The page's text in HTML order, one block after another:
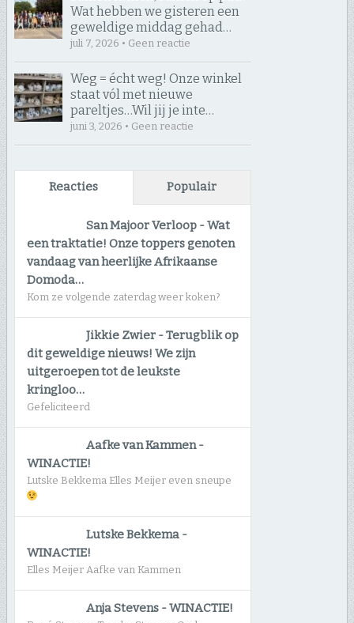
Wat hebben we gisteren een
geweldige middag gehad…
juli 7, 2026 • Geen reactie
Weg = écht weg! Onze winkel
staat vól met nieuwe
pareltjes… ​Wil jij je inte…
juni 3, 2026 • Geen reactie
Reacties Populair
San Majoor Verloop -Wat
een traktatie! Onze toppers genoten
vandaag van heerlijke Afrikaanse
Domoda…
Kom ze volgende zaterdag weer koken?
Jikkie Zwier -Terugblik op
dit geweldige nieuws! We zijn
uitgeroepen tot de leukste
kringloo…
Gefeliciteerd
Aafke van Kammen-
WINACTIE!
Lutske Bekkema Elles Meijer even sneupe
Lutske Bekkema -
WINACTIE!
Elles Meijer Aafke van Kammen
Anja Stevens -WINACTIE!